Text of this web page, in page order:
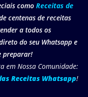
como Receitas de
centenas de receitas
a todos os
do seu Whatsapp e
preparar!
em Nossa Comunidade:
Receitas Whatsapp!